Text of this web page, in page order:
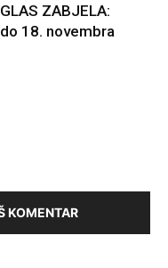
ZABJELA:
18. novembra
KOMENTAR